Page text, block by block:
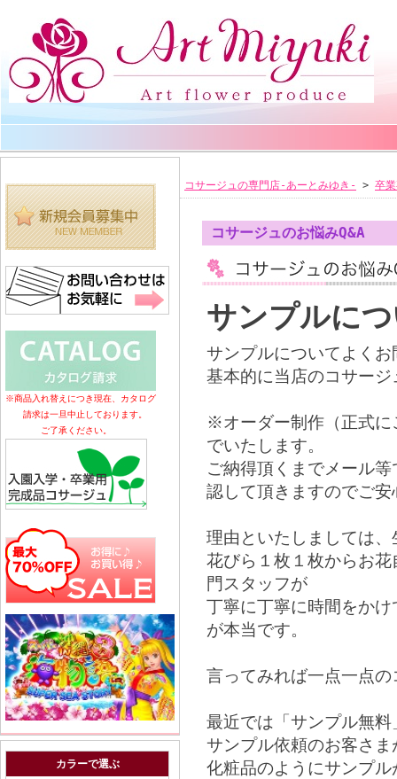
※商品入れ替えにつき現在、カタログ
請求は一旦中止しております。
ご了承ください。
カラーで選ぶ
コサージュの専門店-あーとみゆき- > 卒
コサージュのお悩みQ&A
サンプルに
サンプルについてよく
基本的に当店のコサー
※オーダー制作（正式に
でいたします。
ご納得頂くまでメール
認して頂きますのでご安
理由といたしましては
花びら１枚１枚からお
門スタッフが
丁寧に丁寧に時間をか
が本当です。
言ってみれば一点一点
最近では「サンプル無
サンプル依頼のお客さ
化粧品のようにサンプ